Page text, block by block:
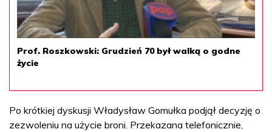
Prof. Roszkowski: Grudzień 70 był walką o godne
życie
Po krótkiej dyskusji Władysław Gomułka podjął decyzję o
zezwoleniu na użycie broni. Przekazana telefonicznie,